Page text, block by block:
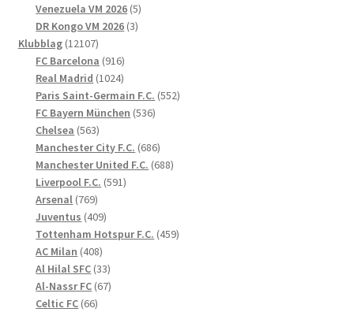
produkter
Venezuela VM 2026 55
DR Kongo VM 2026 33
Klubblag 1210712107
produkter
FC Barcelona 916916
produkter
Real Madrid 10241024
produkter
Paris Saint-Germain F.C. 552552
FC Bayern München 536536
Chelsea 563563
produkter
Manchester City F.C. 686686
produkter
Manchester United F.C. 688688
Liverpool F.C. 591591
Arsenal 769769
produkter
Juventus 409409
produkter
Tottenham Hotspur F.C. 459459
AC Milan 408408
produkter
Al Hilal SFC 3333
produkter
Al-Nassr FC 6767
Celtic FC 6666